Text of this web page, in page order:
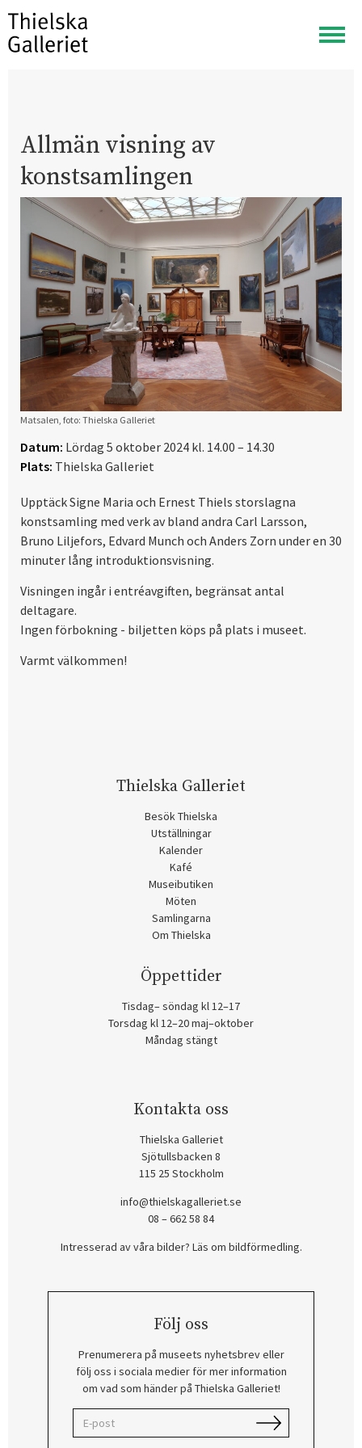
Visa
meny
Allmän visning av
konstsamlingen
Matsalen, foto: Thielska Galleriet
Datum: Lördag 5 oktober 2024 kl. 14.00 – 14.30
Plats: Thielska Galleriet
Upptäck Signe Maria och Ernest Thiels storslagna
konstsamling med verk av bland andra Carl Larsson,
Bruno Liljefors, Edvard Munch och Anders Zorn under en 30
minuter lång introduktionsvisning.
Visningen ingår i entréavgiften, begränsat antal
deltagare.
Ingen förbokning - biljetten köps på plats i museet.
Varmt välkommen!
Thielska Galleriet
Besök Thielska
Utställningar
Kalender
Kafé
Museibutiken
Möten
Samlingarna
Om Thielska
Öppettider
Tisdag– söndag kl 12–17
Torsdag kl 12–20 maj–oktober
Måndag stängt
Kontakta oss
Thielska Galleriet
Sjötullsbacken 8
115 25 Stockholm
info@thielskagalleriet.se
08 – 662 58 84
Intresserad av våra bilder? Läs om bildförmedling.
Följ oss
Prenumerera på museets nyhetsbrev eller
följ oss i sociala medier för mer information
om vad som händer på Thielska Galleriet!